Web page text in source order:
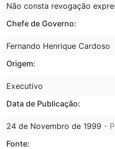
Não consta revogação
Chefe de Governo:
Fernando Henrique Cardoso
Origem:
Executivo
Data de Publicação:
24 de Novembro de 1999 -
Fonte: